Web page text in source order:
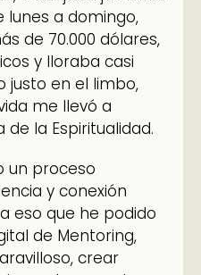
lunes a domingo,
de 70.000 dólares,
y lloraba casi
justo en el limbo,
me llevó a
la Espiritualidad.
un proceso
y conexión
eso que he podido
de Mentoring,
crear